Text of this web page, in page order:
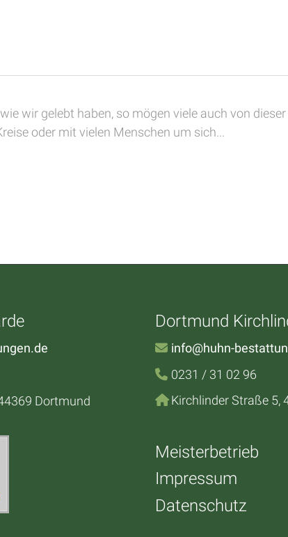
wir gelebt haben, so mögen viele auch von
oder mit vielen Menschen um sich...
Dortmund
Dortmund
info@huhn-
0231 / 31 02 96
Kirchlinder Straße 5,
Meisterbetrieb
Impressum
Datenschutz